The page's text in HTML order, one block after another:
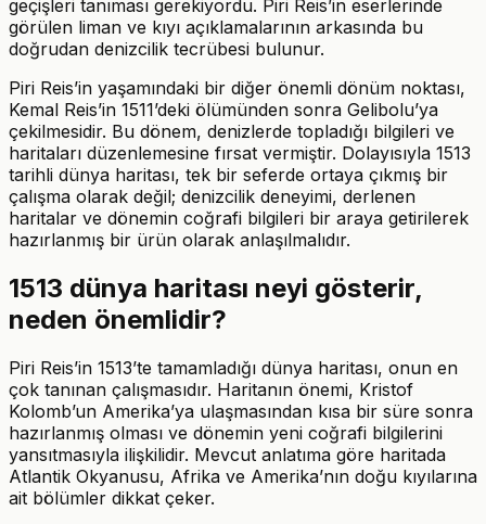
geçişleri tanıması gerekiyordu. Piri Reis’in eserlerinde
görülen liman ve kıyı açıklamalarının arkasında bu
doğrudan denizcilik tecrübesi bulunur.
Piri Reis’in yaşamındaki bir diğer önemli dönüm noktası,
Kemal Reis’in 1511’deki ölümünden sonra Gelibolu’ya
çekilmesidir. Bu dönem, denizlerde topladığı bilgileri ve
haritaları düzenlemesine fırsat vermiştir. Dolayısıyla 1513
tarihli dünya haritası, tek bir seferde ortaya çıkmış bir
çalışma olarak değil; denizcilik deneyimi, derlenen
haritalar ve dönemin coğrafi bilgileri bir araya getirilerek
hazırlanmış bir ürün olarak anlaşılmalıdır.
1513 dünya haritası neyi gösterir,
neden önemlidir?
Piri Reis’in 1513’te tamamladığı dünya haritası, onun en
çok tanınan çalışmasıdır. Haritanın önemi, Kristof
Kolomb’un Amerika’ya ulaşmasından kısa bir süre sonra
hazırlanmış olması ve dönemin yeni coğrafi bilgilerini
yansıtmasıyla ilişkilidir. Mevcut anlatıma göre haritada
Atlantik Okyanusu, Afrika ve Amerika’nın doğu kıyılarına
ait bölümler dikkat çeker.